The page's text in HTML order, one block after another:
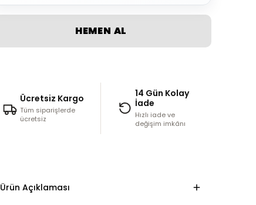
HEMEN AL
Ücretsiz Kargo
Tüm siparişlerde
ücretsiz
14 Gün Kolay
İade
Hızlı iade ve
değişim imkânı
Ürün Açıklaması